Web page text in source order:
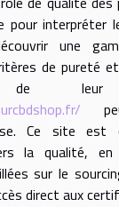
pour interpréter
une
de pureté
de leur
Ce site est
la qualité,
sur le
direct aux